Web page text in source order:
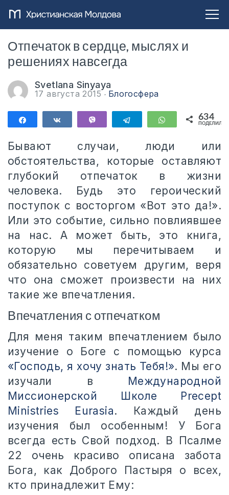
Отпечаток в сердце, мыслях и
решениях навсегда
Svetlana Sinyaya
17 августа 2015 Блогосфера
ПоделитьсяПоделиться Telegram WhatsApp
634
Бывают случаи, люди или
обстоятельства, которые оставляют
глубокий отпечаток в жизни
человека. Будь это героический
поступок с восторгом «Вот это да!».
Или это событие, сильно повлиявшее
на нас. А может быть, это книга,
которую мы перечитываем и
обязательно советуем другим, веря
что она сможет произвести на них
такие же впечатления.
Впечатления с отпечатком
Для меня таким впечатлением было
изучение о Боге с помощью курса
«Господь, я хочу знать Тебя!». Мы его
изучали в Международной
Миссионерской Школе Precept
Ministries Eurasia. Каждый день
изучения был особенным! У Бога
всегда есть Свой подход. В Псалме
22 очень красиво описана забота
Бога, как Доброго Пастыря о всех,
кто принадлежит Ему: